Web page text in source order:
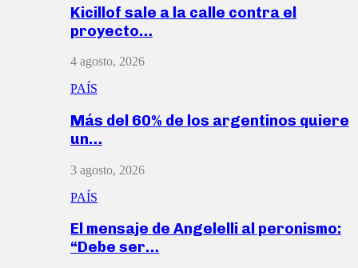
Kicillof sale a la calle contra el
proyecto…
4 agosto, 2026
PAÍS
Más del 60% de los argentinos quiere
un…
3 agosto, 2026
PAÍS
El mensaje de Angelelli al peronismo:
“Debe ser…